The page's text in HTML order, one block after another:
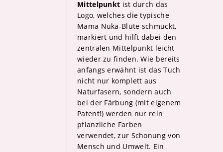
Mittelpunkt ist durch das
Logo, welches die typische
Mama Nuka-Blüte schmückt,
markiert und hilft dabei den
zentralen Mittelpunkt leicht
wieder zu finden. Wie bereits
anfangs erwähnt ist das Tuch
nicht nur komplett aus
Naturfasern, sondern auch
bei der Färbung (mit eigenem
Patent!) werden nur rein
pflanzliche Farben
verwendet, zur Schonung von
Mensch und Umwelt. Ein